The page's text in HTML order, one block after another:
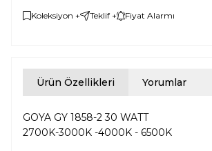
Koleksiyon + Teklif + Fiyat Alarmı
Ürün Özellikleri Yorumlar
GOYA GY 1858-2 30 WATT
2700K-3000K -4000K - 6500K